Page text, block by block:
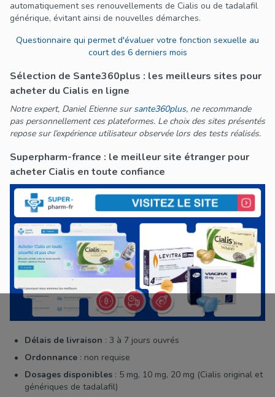
automatiquement ses renouvellements de Cialis ou de tadalafil
générique, évitant ainsi de nouvelles démarches.
Questionnaire qui permet d'évaluer votre fonction sexuelle au
court des 6 derniers mois
Sélection de Sante360plus : les meilleurs sites pour
acheter du Cialis en ligne
Notre expert, Daniel Etienne sursante360plus, ne recommande
pas personnellement ces plateformes. Le choix des sites présentés
repose sur l’expérience utilisateur observée lors des tests réalisés.
Superpharm-france : le meilleur site étranger pour
acheter Cialis en toute confiance
Délais de livraison : 3 à 7 jours ouvrés
Ordonnance : non requise
Dosages disponibles : 5 mg, 10 mg, 20 mg (Cialis original et
génériques de tadalafil)